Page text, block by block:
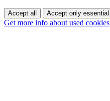
Accept all Accept only essential
Get more info about used cookies